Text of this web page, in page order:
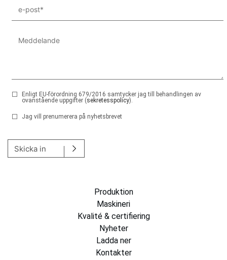
Produktion
Maskineri
Kvalité & certifiering
Nyheter
Ladda ner
Kontakter
Enligt EU-förordning 679/2016 samtycker jag till behandlingen av
ovanstående uppgifter (sekretesspolicy).
Jag vill prenumerera på nyhetsbrevet
Skicka in